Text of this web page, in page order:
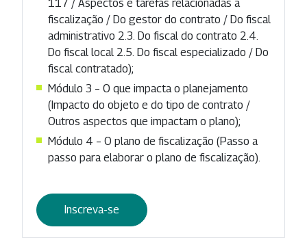
117 / Aspectos e tarefas relacionadas à
fiscalização / Do gestor do contrato / Do fiscal
administrativo 2.3. Do fiscal do contrato 2.4.
Do fiscal local 2.5. Do fiscal especializado / Do
fiscal contratado);
Módulo 3 – O que impacta o planejamento
(Impacto do objeto e do tipo de contrato /
Outros aspectos que impactam o plano);
Módulo 4 – O plano de fiscalização (Passo a
passo para elaborar o plano de fiscalização).
Inscreva-se